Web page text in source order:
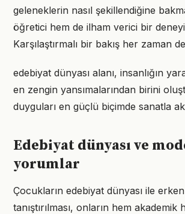
geleneklerin nasıl şekillendiğine
öğretici hem de ilham verici bir
Karşılaştırmalı bir bakış her zaman
edebiyat dünyası alanı, insanlığın
en zengin yansımalarından birini
duyguları en güçlü biçimde sanatla
Edebiyat dünyası ve
yorumlar
Çocukların edebiyat dünyası ile
tanıştırılması, onların hem akademik